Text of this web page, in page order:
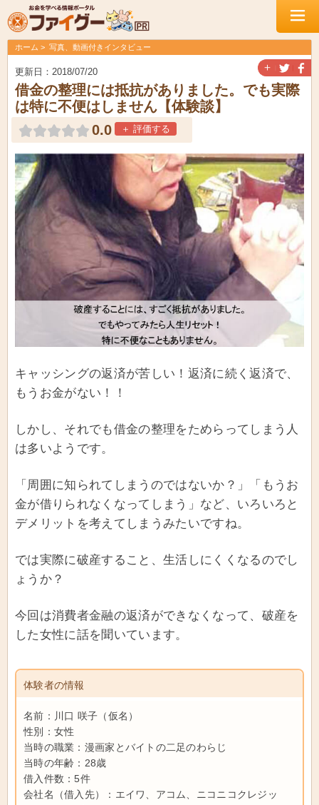
ホーム 写真、動画付きインタビュー
更新日：2018/07/20
借金の整理には抵抗がありました。でも実際
は特に不便はしません【体験談】
＋
0.0 ＋ 評価する
キャッシングの返済が苦しい！返済に続く返済で、
もうお金がない！！
しかし、それでも借金の整理をためらってしまう人
は多いようです。
「周囲に知られてしまうのではないか？」「もうお
金が借りられなくなってしまう」など、いろいろと
デメリットを考えてしまうみたいですね。
では実際に破産すること、生活しにくくなるのでし
ょうか？
今回は消費者金融の返済ができなくなって、破産を
した女性に話を聞いています。
体験者の情報
名前：川口 咲子（仮名）
性別：女性
当時の職業：漫画家とバイトの二足のわらじ
当時の年齢：28歳
借入件数：5件
会社名（借入先）：エイワ、アコム、ニコニコクレジッ